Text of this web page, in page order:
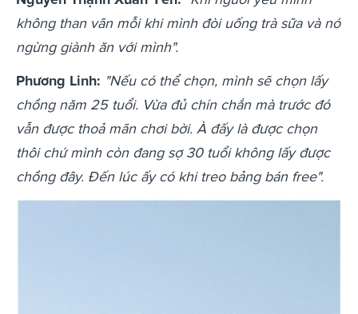
không than vãn mỗi khi mình đòi uống trà sữa và nó
ngừng giành ăn với mình".
Phương Linh: "Nếu có thể chọn, mình sẽ chọn lấy
chồng năm 25 tuổi. Vừa đủ chín chắn mà trước đó
vẫn được thoả mãn chơi bời. À đấy là được chọn
thôi chứ mình còn đang sợ 30 tuổi không lấy được
chồng đây. Đến lúc ấy có khi treo bảng bán free".